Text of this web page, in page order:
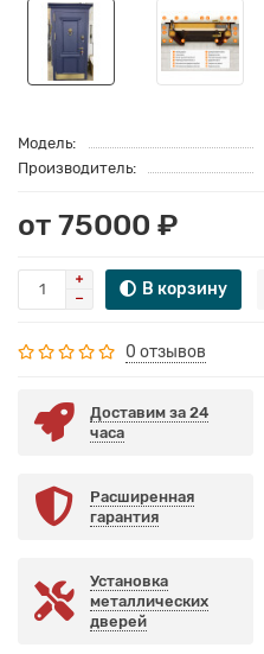
Модель:
Производитель:
от 75000 ₽
В корзину
0 отзывов
Доставим за 24
часа
Расширенная
гарантия
Установка
металлических
дверей